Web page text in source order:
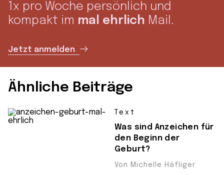
1x pro Woche persönlich und
kompakt im mal ehrlich Mail.
Jetzt anmelden
Ähnliche Beiträge
Text
Was sind Anzeichen für
den Beginn der
Geburt?
Von Michelle Häfliger